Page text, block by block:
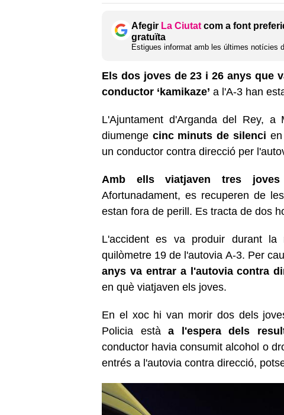
Afegir La Ciutat com a font
gratuïta
Estigues informat amb les últimes notícies
Els dos joves de 23 i 26 anys que
conductor ‘kamikaze’ a l'A-3 han
L'Ajuntament d'Arganda del Rey,
diumenge cinc minuts de silenci
un conductor contra direcció per
Amb ells viatjaven tres
Afortunadament, es recuperen de
estan fora de perill. Es tracta de dos
L'accident es va produir durant
quilòmetre 19 de l'autovia A-3. Per
anys va entrar a l'autovia contra
en què viatjaven els joves.
En el xoc hi van morir dos dels
Policia estàa l'espera dels
conductor havia consumit alcohol o
entrés a l'autovia contra direcció,